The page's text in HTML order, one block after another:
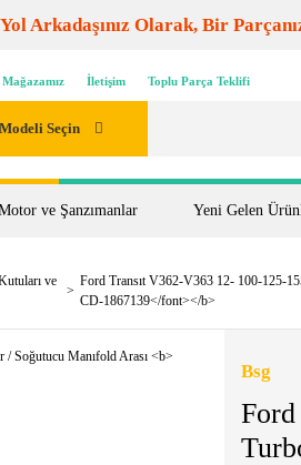
Yol Arkadaşınız Olarak, Bir
Mağazamız İletişim Toplu Parça Teklifi
Seçin
ve Şanzımanlar Yeni Gelen
ve
Ford Transıt V362-V363 12- 100-125-
CD-1867139</font></b>
Bsg